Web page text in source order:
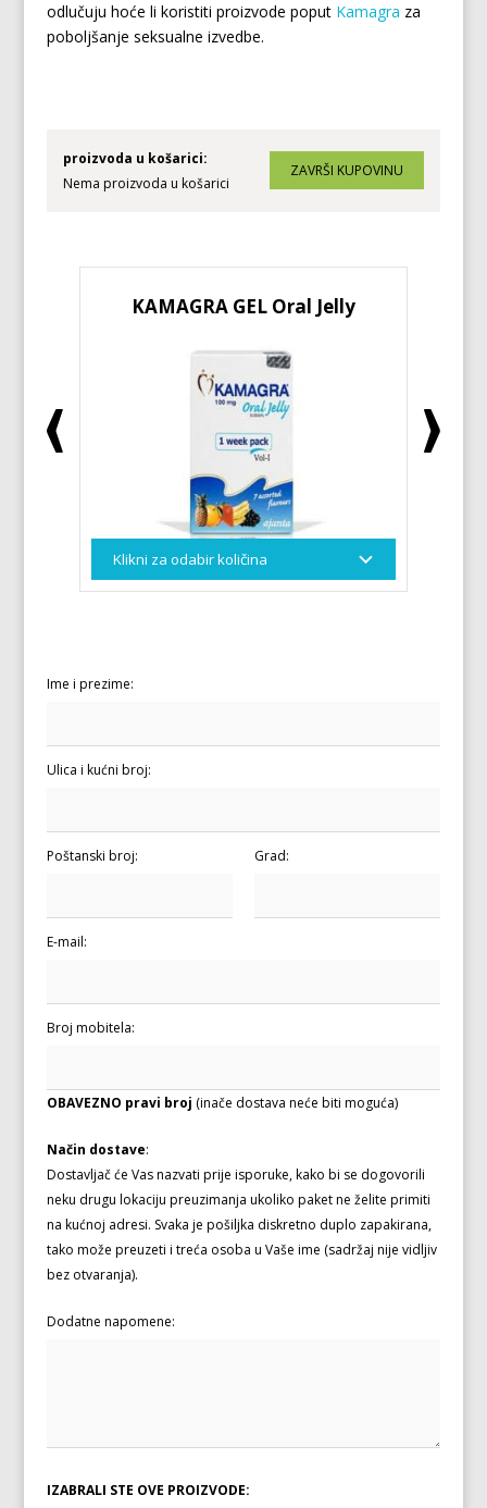
odlučuju hoće li koristiti proizvode poput Kamagra za
poboljšanje seksualne izvedbe.
proizvoda u košarici:
Nema proizvoda u košarici
KAMAGRA GEL Oral Jelly
Ime i prezime:
Ulica i kućni broj:
Poštanski broj: Grad:
E-mail:
Broj mobitela:
OBAVEZNO pravi broj (inače dostava neće biti moguća)
Način dostave:
Dostavljač će Vas nazvati prije isporuke, kako bi se dogovorili
neku drugu lokaciju preuzimanja ukoliko paket ne želite primiti
na kućnoj adresi. Svaka je pošiljka diskretno duplo zapakirana,
tako može preuzeti i treća osoba u Vaše ime (sadržaj nije vidljiv
bez otvaranja).
Dodatne napomene:
IZABRALI STE OVE PROIZVODE: